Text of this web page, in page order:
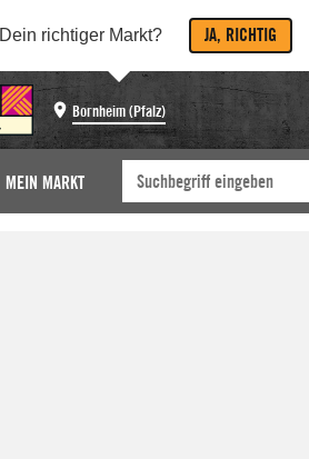
Dein richtiger Markt? JA, RICHTIG
Bornheim (Pfalz)
MEIN MARKT